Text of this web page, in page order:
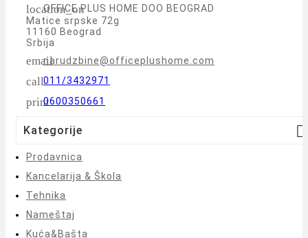
location_on
OFFICE PLUS HOME DOO BEOGRAD
Matice srpske 72g
11160 Beograd
Srbija
emailnarudzbine@officeplushome.com
call011/3432971
print0600350661
Kategorije 
Prodavnica
Kancelarija & Škola
Tehnika
Nameštaj
Kuća&Bašta